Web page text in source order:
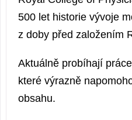
500 let historie vývoje
z doby před založením
Aktuálně probíhají
které výrazně
obsahu.